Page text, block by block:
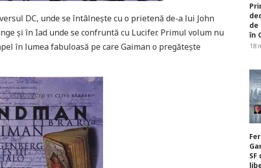
DC, unde se întâlnește cu o prietenă de-a lui John
și în Iad unde se confruntă cu Lucifer. Primul volum nu
în lumea fabuloasă pe care Gaiman o pregătește
de
în
18